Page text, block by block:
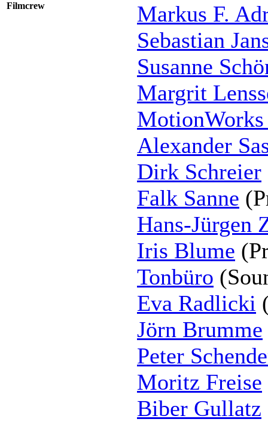
Filmcrew
Markus F.
Sebastian
Susanne
Margrit
Alexander
Dirk Schreier
Falk Sanne
Hans-Jürgen
Iris Blume
Tonbüro
Eva Radlicki
Jörn Brumme
Peter
Moritz Freise
Biber Gullatz